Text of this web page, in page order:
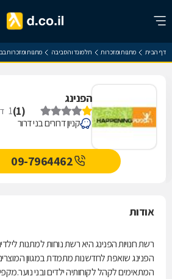
דף הבית מתנות ומזכרות תל מונד והסביבה מתנות ומזכרות
הפנינג
(
1
)
1
קניון דרורים בני דרור
09-7964462
אודות
רשת חנויות הפנינג היא רשת נוחות למתנות
הפנינג שואפת לחדשנות מתמדת במגוון
המתאימים לקהל לקוחותיה ילדים ובני